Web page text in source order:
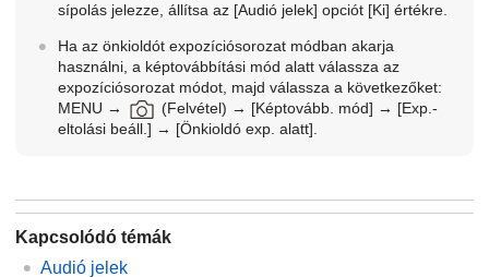
sípolás jelezze, állítsa az [Audió jelek] opciót [Ki] értékre.
Ha az önkioldót expozíciósorozat módban akarja
használni, a képtovábbítási mód alatt válassza az
expozíciósorozat módot, majd válassza a következőket:
MENU → (Felvétel) → [Képtovább. mód] → [Exp.-
eltolási beáll.] → [Önkioldó exp. alatt]
Kapcsolódó témák
Audió jelek